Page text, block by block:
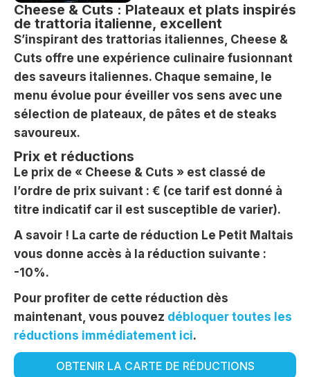
Cheese & Cuts : Plateaux et plats inspirés
de trattoria italienne, excellent
S’inspirant des trattorias italiennes, Cheese &
Cuts offre une expérience culinaire fusionnant
des saveurs italiennes. Chaque semaine, le
menu évolue pour éveiller vos sens avec une
sélection de plateaux, de pâtes et de steaks
savoureux.
Prix et réductions
Le prix de « Cheese & Cuts » est classé de
l’ordre de prix suivant : € (ce tarif est donné à
titre indicatif car il est susceptible de varier).
A savoir ! La carte de réduction Le Petit Maltais
vous donne accès à la réduction suivante :
-10%.
Pour profiter de cette réduction dès
maintenant, vous pouvez débloquer toutes les
réductions immédiatement ici.
OBTENIR LA CARTE DE RÉDUCTIONS